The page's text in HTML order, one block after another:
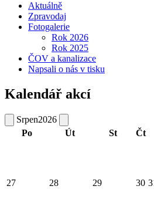
Aktuálně
Zpravodaj
Fotogalerie
Rok 2026
Rok 2025
ČOV a kanalizace
Napsali o nás v tisku
Kalendář akcí
Srpen2026
Po
Út St Čt
27 28 29 30